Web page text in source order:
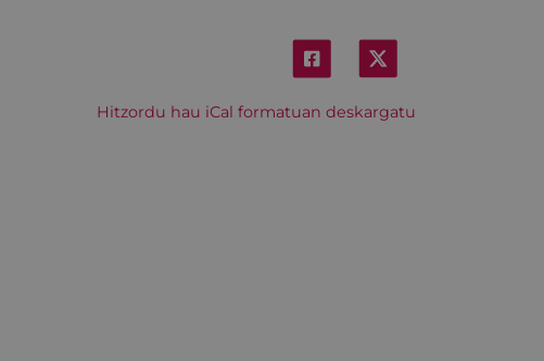
Hitzordu hau iCal formatuan deskargatu